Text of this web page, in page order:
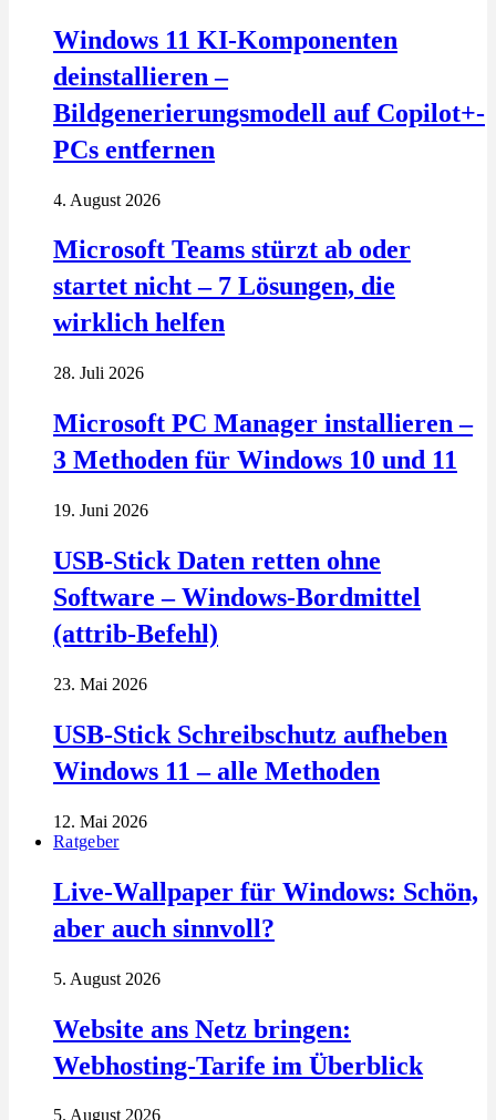
Windows 11 KI-Komponenten
deinstallieren –
Bildgenerierungsmodell auf Copilot+-
PCs entfernen
4. August 2026
Microsoft Teams stürzt ab oder
startet nicht – 7 Lösungen, die
wirklich helfen
28. Juli 2026
Microsoft PC Manager installieren –
3 Methoden für Windows 10 und 11
19. Juni 2026
USB-Stick Daten retten ohne
Software – Windows-Bordmittel
(attrib-Befehl)
23. Mai 2026
USB-Stick Schreibschutz aufheben
Windows 11 – alle Methoden
12. Mai 2026
Ratgeber
Live-Wallpaper für Windows: Schön,
aber auch sinnvoll?
5. August 2026
Website ans Netz bringen:
Webhosting-Tarife im Überblick
5. August 2026